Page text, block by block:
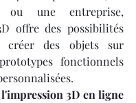
ou une entreprise,
offre des possibilités
créer des objets sur
fonctionnels
3D en ligne